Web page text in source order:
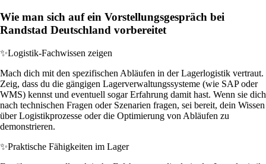
Wie man sich auf ein Vorstellungsgespräch bei
Randstad Deutschland vorbereitet
✨Logistik-Fachwissen zeigen
Mach dich mit den spezifischen Abläufen in der Lagerlogistik vertraut.
Zeig, dass du die gängigen Lagerverwaltungssysteme (wie SAP oder
WMS) kennst und eventuell sogar Erfahrung damit hast. Wenn sie dich
nach technischen Fragen oder Szenarien fragen, sei bereit, dein Wissen
über Logistikprozesse oder die Optimierung von Abläufen zu
demonstrieren.
✨Praktische Fähigkeiten im Lager